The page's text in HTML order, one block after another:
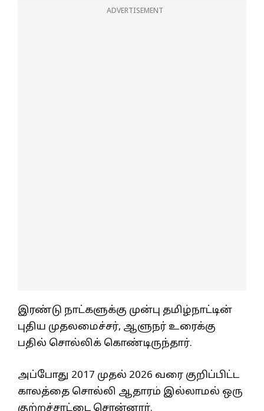
ADVERTISEMENT
இரண்டு நாட்களுக்கு முன்பு தமிழ்நாட்டின்
புதிய முதலமைச்சர், ஆளுநர் உரைக்கு
பதில் சொல்லிக் கொண்டிருந்தார்.
அப்போது 2017 முதல் 2026 வரை குறிப்பிட்ட
காலத்தை சொல்லி ஆதாரம் இல்லாமல் ஒரு
குற்றச்சாட்டை சொன்னார்.